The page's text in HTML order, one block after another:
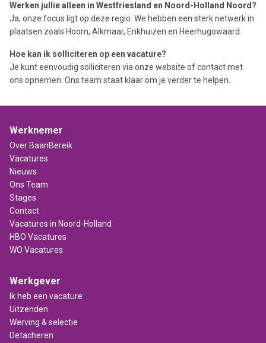
Werken jullie alleen in Westfriesland en Noord-Holland Noord?
Ja, onze focus ligt op deze regio. We hebben een sterk netwerk in
plaatsen zoals Hoorn, Alkmaar, Enkhuizen en Heerhugowaard.
Hoe kan ik solliciteren op een vacature?
Je kunt eenvoudig solliciteren via onze website of contact met
ons opnemen. Ons team staat klaar om je verder te helpen.
Werknemer
Over BaanBereik
Vacatures
Nieuws
Ons Team
Stages
Contact
Vacatures in Noord-Holland
HBO Vacatures
WO Vacatures
Werkgever
Ik heb een vacature
Uitzenden
Werving & selectie
Detacheren